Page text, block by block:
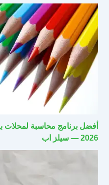
أفضل برنامج محاسبة لمحلات
2026 — سيلز اب